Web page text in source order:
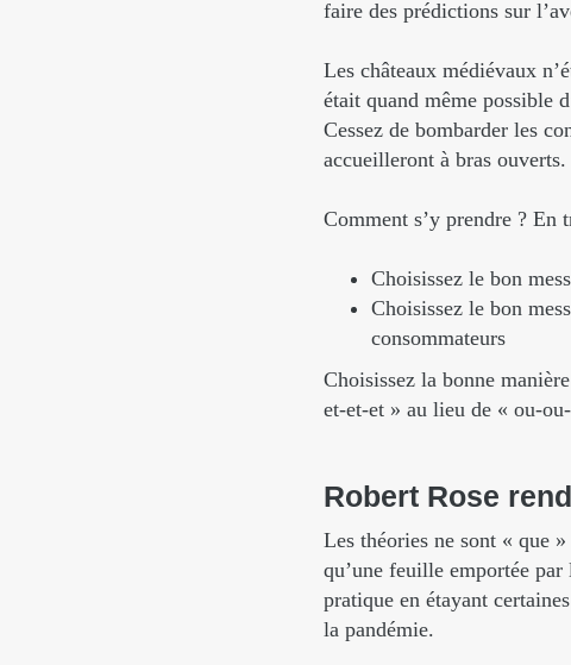
faire des prédictions sur
Les châteaux médiévaux
était quand même possible
Cessez de bombarder les
accueilleront à bras
Comment s’y prendre ? En
Choisissez le bon
Choisissez le bon
consommateurs
Choisissez la bonne
et-et-et » au lieu de « ou-
Robert Rose rend
Les théories ne sont « que
qu’une feuille emportée
pratique en étayant
la pandémie.